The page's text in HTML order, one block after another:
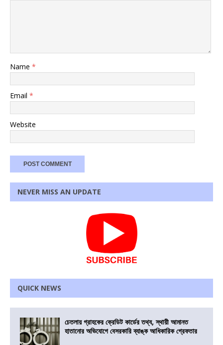
Name *
Email *
Website
NEVER MISS AN UPDATE
QUICK NEWS
চেতলায় গ্রাহকের ক্রেডিট কার্ডের তথ্য, স্থায়ী আমানত
হাতানোর অভিযোগে বেসরকারি ব্যাঙ্ক আধিকারিক গ্রেফতার